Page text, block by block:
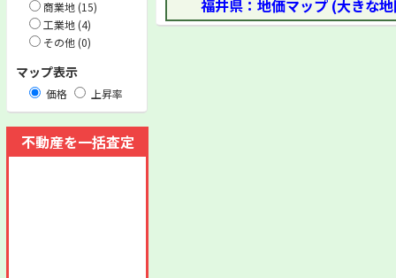
商業地 (15)
工業地 (4)
その他 (0)
マップ表示
価格 上昇率
不動産を一括査定
福井県：地価マップ (大きな